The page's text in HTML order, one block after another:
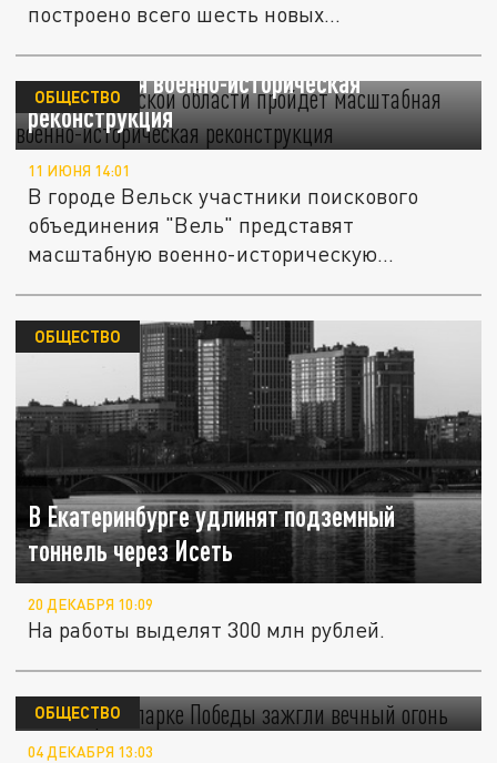
построено всего шесть новых...
В Архангельской области пройдет
масштабная военно-историческая
реконструкция
ОБЩЕСТВО
11 ИЮНЯ 14:01
В городе Вельск участники поискового
объединения "Вель" представят
масштабную военно-историческую...
В Екатеринбурге удлинят подземный
тоннель через Исеть
ОБЩЕСТВО
20 ДЕКАБРЯ 10:09
На работы выделят 300 млн рублей.
В Самаре в парке Победы зажгли вечный
огонь
ОБЩЕСТВО
04 ДЕКАБРЯ 13:03